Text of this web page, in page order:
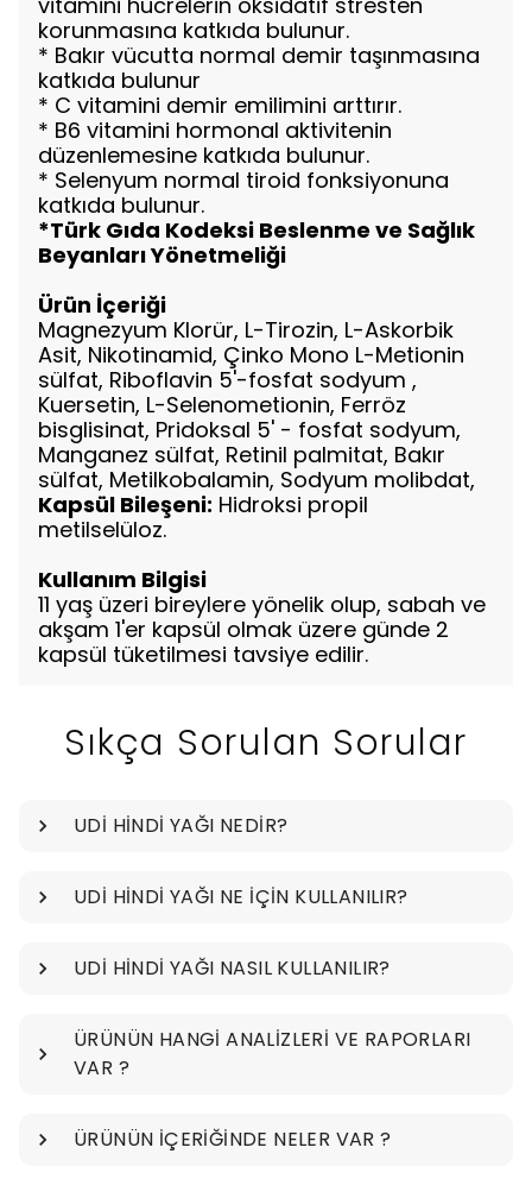
korunmasına katkıda bulunur.
* Bakır vücutta normal demir taşınmasına
katkıda bulunur
* C vitamini demir emilimini arttırır.
* B6 vitamini hormonal aktivitenin
düzenlemesine katkıda bulunur.
* Selenyum normal tiroid fonksiyonuna
katkıda bulunur.
*Türk Gıda Kodeksi Beslenme ve Sağlık
Beyanları Yönetmeliği
Ürün İçeriği
Magnezyum Klorür, L-Tirozin, L-Askorbik
Asit, Nikotinamid, Çinko Mono L-Metionin
sülfat, Riboflavin 5'-fosfat sodyum ,
Kuersetin, L-Selenometionin, Ferröz
bisglisinat, Pridoksal 5' - fosfat sodyum,
Manganez sülfat, Retinil palmitat, Bakır
sülfat, Metilkobalamin, Sodyum molibdat,
Kapsül Bileşeni: Hidroksi propil
metilselüloz.
Kullanım Bilgisi
11 yaş üzeri bireylere yönelik olup, sabah ve
akşam 1'er kapsül olmak üzere günde 2
kapsül tüketilmesi tavsiye edilir.
Sıkça Sorulan Sorular
UDİ HİNDİ YAĞI NEDİR?
UDİ HİNDİ YAĞI NE İÇİN KULLANILIR?
UDİ HİNDİ YAĞI NASIL KULLANILIR?
ÜRÜNÜN HANGİ ANALİZLERİ VE RAPORLARI
VAR ?
ÜRÜNÜN İÇERİĞİNDE NELER VAR ?